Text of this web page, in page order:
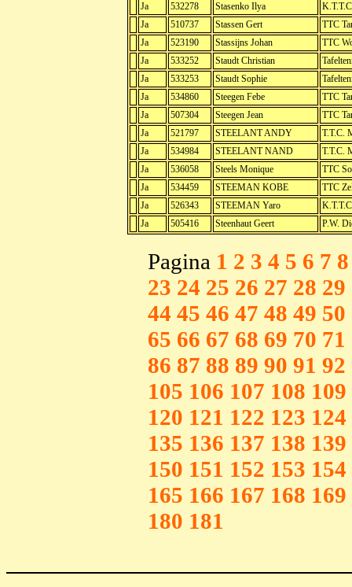
Ja
532278 Stasenko Ilya
Ja
510737 Stassen Gert
TTC
Ja
523190 Stassijns Johan
TTC
Ja
533252 Staudt Christian
Ja
533253 Staudt Sophie
Ja
534860 Steegen Febe
TTC
Ja
507304 Steegen Jean
TTC
Ja
521797 STEELANT ANDY
T.T.C.
Ja
534984 STEELANT NAND
T.T.C.
Ja
536058 Steels Monique
TTC
Ja
534459 STEEMAN KOBE
TTC
Ja
526343 STEEMAN Yaro
Ja
505416 Steenhaut Geert P.W.
Pagina 1 2 3 4 5 6 7 8
23 24 25 26 27 28 29
44 45 46 47 48 49 50
65 66 67 68 69 70 71
86 87 88 89 90 91 92
105 106 107 108 109
120 121 122 123 124
135 136 137 138 139
150 151 152 153 154
165 166 167 168 169
180 181